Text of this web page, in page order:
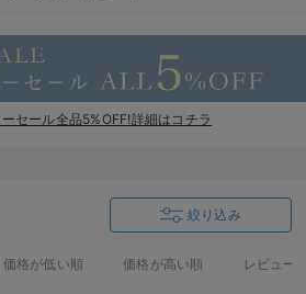
セレモニー
セール全品5%OFF!詳細はコチラ
絞り込み
価格が低い順 価格が高い順 レビュー